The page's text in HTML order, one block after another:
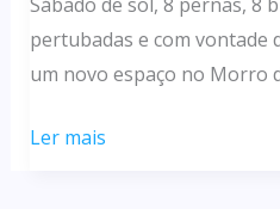
pertubadas e com vontade
um novo espaço no Morro
1º
Ler mais